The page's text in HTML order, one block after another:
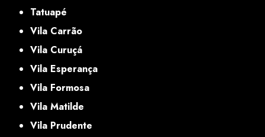
Tatuapé
Vila Carrão
Vila Curuçá
Vila Esperança
Vila Formosa
Vila Matilde
Vila Prudente